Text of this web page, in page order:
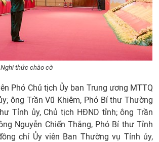
thức chào cờ
Phó Chủ tịch Ủy ban Trung ương MTTQ
ông Trần Vũ Khiêm, Phó Bí thư Thường
Tỉnh ủy, Chủ tịch HĐND tỉnh; ông Trần
Nguyễn Chiến Thắng, Phó Bí thư Tỉnh
chí Ủy viên Ban Thường vụ Tỉnh ủy,